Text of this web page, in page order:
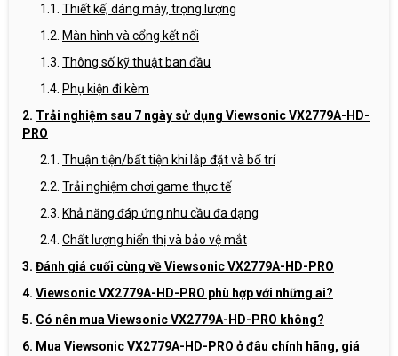
Thiết kế, dáng máy, trọng lượng
Màn hình và cổng kết nối
Thông số kỹ thuật ban đầu
Phụ kiện đi kèm
Trải nghiệm sau 7 ngày sử dụng Viewsonic VX2779A-HD-
PRO
Thuận tiện/bất tiện khi lắp đặt và bố trí
Trải nghiệm chơi game thực tế
Khả năng đáp ứng nhu cầu đa dạng
Chất lượng hiển thị và bảo vệ mắt
Đánh giá cuối cùng về Viewsonic VX2779A-HD-PRO
Viewsonic VX2779A-HD-PRO phù hợp với những ai?
Có nên mua Viewsonic VX2779A-HD-PRO không?
Mua Viewsonic VX2779A-HD-PRO ở đâu chính hãng, giá